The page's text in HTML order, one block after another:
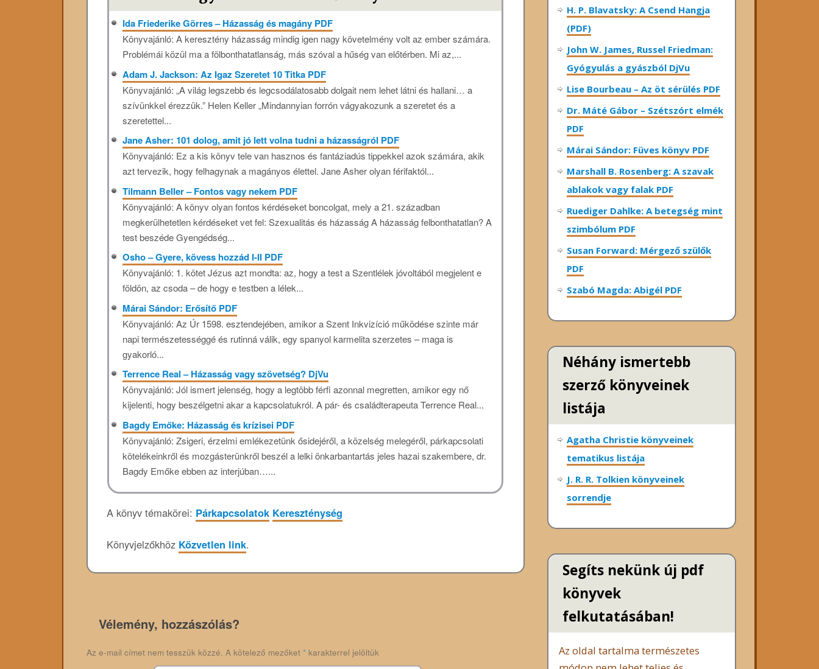
Ida Friederike Görres – Házasság és magány PDF
Könyvajánló: A keresztény házasság mindig igen nagy követelmény volt az ember számára.
Problémái közül ma a fölbonthatatlanság, más szóval a hűség van előtérben. Mi az,...
Adam J. Jackson: Az Igaz Szeretet 10 Titka PDF
Könyvajánló: „A világ legszebb és legcsodálatosabb dolgait nem lehet látni és hallani… a
szívünkkel érezzük.” Helen Keller „Mindannyian forrón vágyakozunk a szeretet és a
szeretettel...
Jane Asher: 101 dolog, amit jó lett volna tudni a házasságról PDF
Könyvajánló: Ez a kis könyv tele van hasznos és fantáziadús tippekkel azok számára, akik
azt tervezik, hogy felhagynak a magányos élettel. Jane Asher olyan férifaktól...
Tilmann Beller – Fontos vagy nekem PDF
Könyvajánló: A könyv olyan fontos kérdéseket boncolgat, mely a 21. században
megkerülhetetlen kérdéseket vet fel: Szexualitás és házasság A házasság felbonthatatlan? A
test beszéde Gyengédség...
Osho – Gyere, kövess hozzád I-II PDF
Könyvajánló: 1. kötet Jézus azt mondta: az, hogy a test a Szentlélek jóvoltából megjelent e
földön, az csoda – de hogy e testben a lélek...
Márai Sándor: Erősítő PDF
Könyvajánló: Az Úr 1598. esztendejében, amikor a Szent Inkvizíció működése szinte már
napi természetességgé és rutinná válik, egy spanyol karmelita szerzetes – maga is
gyakorló...
Terrence Real – Házasság vagy szövetség? DjVu
Könyvajánló: Jól ismert jelenség, hogy a legtöbb férfi azonnal megretten, amikor egy nő
kijelenti, hogy beszélgetni akar a kapcsolatukról. A pár- és családterapeuta Terrence Real...
Bagdy Emőke: Házasság és krízisei PDF
Könyvajánló: Zsigeri, érzelmi emlékezetünk ősidejéről, a közelség melegéről, párkapcsolati
kötelékeinkről és mozgásterünkről beszél a lelki önkarbantartás jeles hazai szakembere, dr.
Bagdy Emőke ebben az interjúban…...
A könyv témakörei: Párkapcsolatok Kereszténység
Könyvjelzőkhöz Közvetlen link.
Vélemény, hozzászólás?
Az e-mail címet nem tesszük közzé. A kötelező mezőket *karakterrel jelöltük
H. P. Blavatsky: A Csend Hangja
(PDF)
John W. James, Russel Friedman:
Gyógyulás a gyászból DjVu
Lise Bourbeau – Az öt sérülés PDF
Dr. Máté Gábor – Szétszórt elmék
PDF
Márai Sándor: Füves könyv PDF
Marshall B. Rosenberg: A szavak
ablakok vagy falak PDF
Ruediger Dahlke: A betegség mint
szimbólum PDF
Susan Forward: Mérgező szülők
PDF
Szabó Magda: Abigél PDF
Néhány ismertebb
szerző könyveinek
listája
Agatha Christie könyveinek
tematikus listája
J. R. R. Tolkien könyveinek
sorrendje
Segíts nekünk új pdf
könyvek
felkutatásában!
Az oldal tartalma természetes